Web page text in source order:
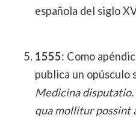
española del siglo
1555: Como
publica un opúsculo
Medicina disputatio.
qua mollitur possint